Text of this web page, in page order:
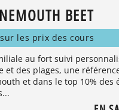
BEET
les prix des cours
au fort suivi
et des plages, une
et dans le top 10% des